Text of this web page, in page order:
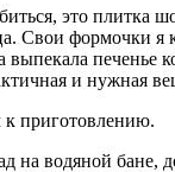
это плитка
Свои формочки я
выпекала печенье
и нужная
приготовлению.
на водяной бане,